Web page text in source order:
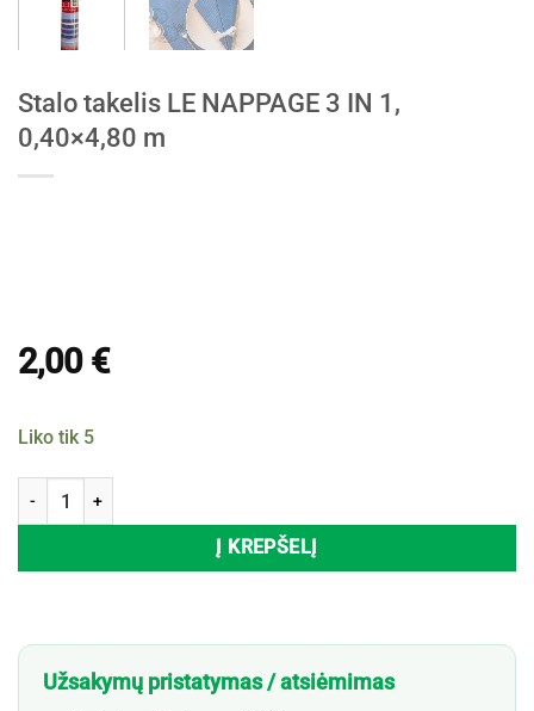
Stalo takelis LE NAPPAGE 3 IN 1,
0,40×4,80 m
2,00 €
Liko tik 5
produkto kiekis: Stalo takelis LE NAPPAGE 3 IN 1, 0,40x4,80 m
Į KREPŠELĮ
Užsakymų pristatymas / atsiėmimas